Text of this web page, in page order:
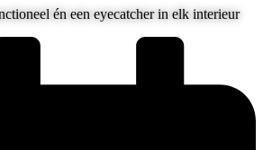
én een eyecatcher in elk interieur